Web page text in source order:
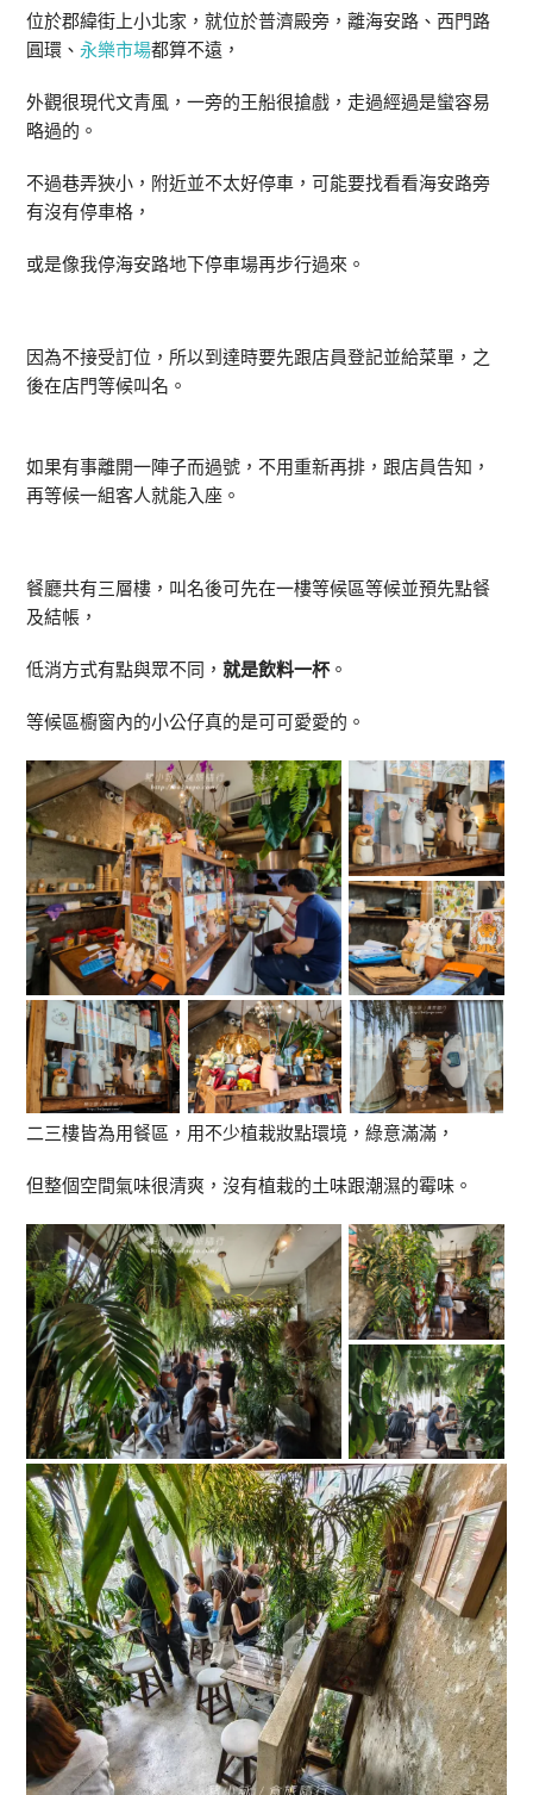
位於郡緯街上小北家，就位於普濟殿旁，離海安路、西門路
圓環、永樂市場都算不遠，
外觀很現代文青風，一旁的王船很搶戲，走過經過是蠻容易
略過的。
不過巷弄狹小，附近並不太好停車，可能要找看看海安路旁
有沒有停車格，
或是像我停海安路地下停車場再步行過來。
因為不接受訂位，所以到達時要先跟店員登記並給菜單，之
後在店門等候叫名。
如果有事離開一陣子而過號，不用重新再排，跟店員告知，
再等候一組客人就能入座。
餐廳共有三層樓，叫名後可先在一樓等候區等候並預先點餐
及結帳，
低消方式有點與眾不同，就是飲料一杯。
等候區櫥窗內的小公仔真的是可可愛愛的。
二三樓皆為用餐區，用不少植栽妝點環境，綠意滿滿，
但整個空間氣味很清爽，沒有植栽的土味跟潮濕的霉味。